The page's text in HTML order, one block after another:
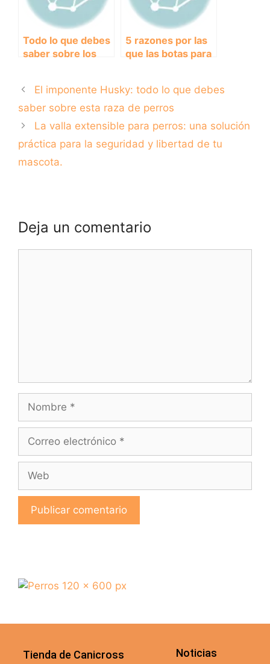
Todo lo que debes
saber sobre los
5 razones por las
que las botas para
invierno
El imponente Husky: todo lo que debes
saber sobre esta raza de perros
La valla extensible para perros: una solución
práctica para la seguridad y libertad de tu
mascota.
Deja un comentario
Tienda de Canicross Noticias